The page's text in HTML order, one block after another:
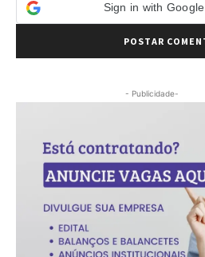
Sign in with Google
- Publicidade-